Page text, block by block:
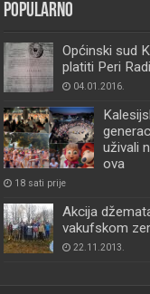
Popularno
Općinski sud
platiti Peri
04.01.2016.
uživali
ova
18 sati prije
Akcija
vakufskom
22.11.2013.